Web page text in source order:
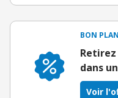
BON PLAN
dans
Voir